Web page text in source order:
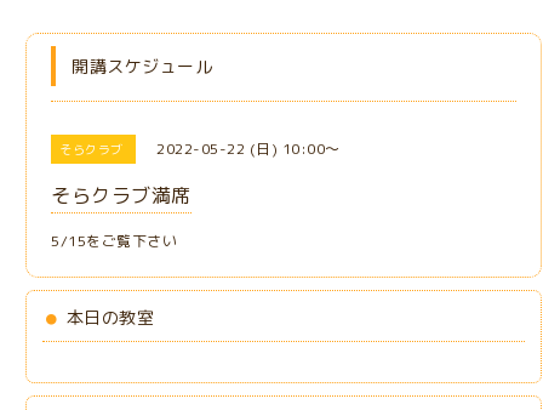
開講スケジュール
そらクラブ 2022-05-22 (日) 10:00～
そらクラブ満席
5/15をご覧下さい
本日の教室